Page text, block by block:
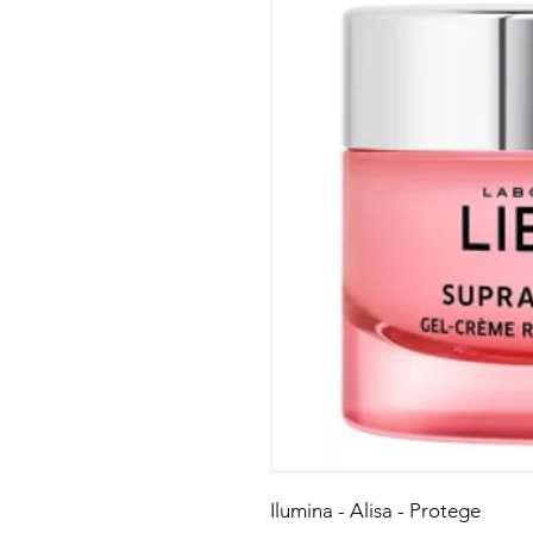
Ilumina - Alisa - Protege